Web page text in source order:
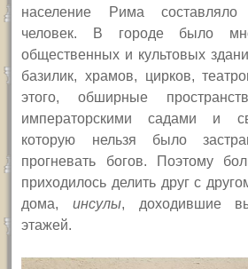
население Рима
человек. В городе было
общественных и культовых
базилик, храмов, цирков,
этого, обширные
императорскими садами и
которую нельзя было
прогневать богов. Поэтому
приходилось делить друг с
дома,инсулы, доходившие
этажей.